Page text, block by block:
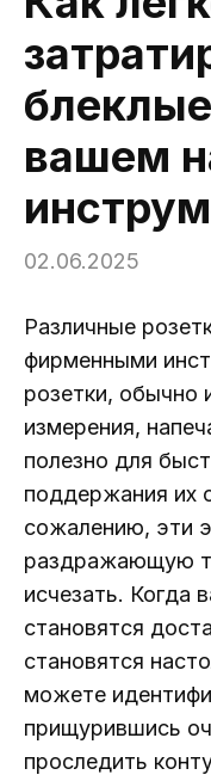
вашем
02.06.2025
Различные
фирменными
розетки, обычно
измерения,
полезно для
поддержания их
сожалению, эти
раздражающую
исчезать. Когда
становятся
становятся
можете
прищурившись
проследить